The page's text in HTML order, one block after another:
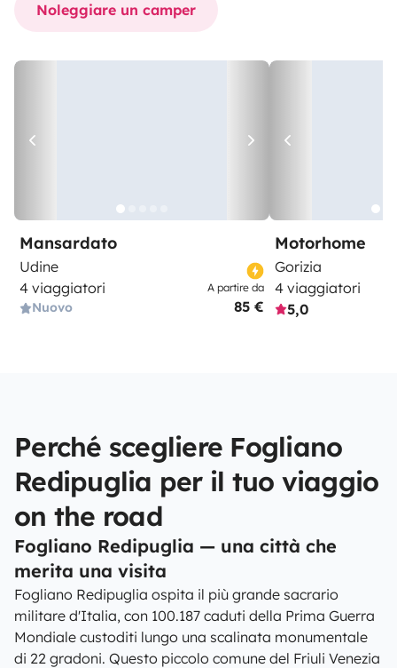
Noleggiare un camper
Mansardato
Udine
4 viaggiatori
Nuovo
A partire da
85 €
Motorhome
Gorizia
4 viaggiatori
5,0
Perché scegliere Fogliano
Redipuglia per il tuo viaggio
on the road
Fogliano Redipuglia — una città che
merita una visita
Fogliano Redipuglia ospita il più grande sacrario
militare d'Italia, con 100.187 caduti della Prima Guerra
Mondiale custoditi lungo una scalinata monumentale
di 22 gradoni. Questo piccolo comune del Friuli Venezia